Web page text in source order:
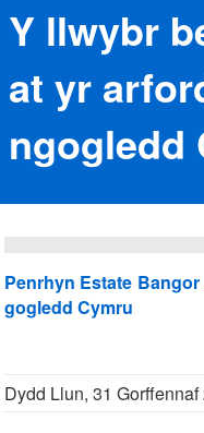
Y llwybr
at yr
ngogledd
Penrhyn Estate Bangor
gogledd Cymru
Dydd Llun, 31 Gorffennaf